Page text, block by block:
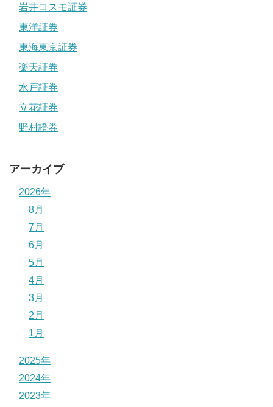
岩井コスモ証券
東洋証券
東海東京証券
楽天証券
水戸証券
立花証券
野村證券
アーカイブ
2026年
8月
7月
6月
5月
4月
3月
2月
1月
2025年
2024年
2023年